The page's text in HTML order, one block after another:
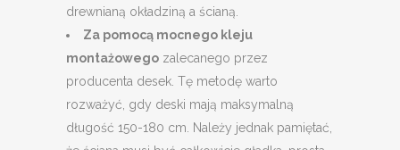
drewnianą okładziną a ścianą.
Za pomocą mocnego kleju
montażowego zalecanego przez
producenta desek. Tę metodę warto
rozważyć, gdy deski mają maksymalną
długość 150-180 cm. Należy jednak pamiętać,